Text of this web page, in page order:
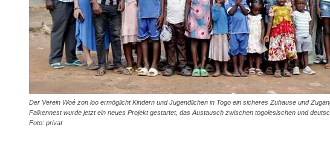
Der Verein Woé zon loo ermöglicht Kindern und Jugendlichen in Togo ein sicheres Zuhause und
Falkennest wurde jetzt ein neues Projekt gestartet, das Austausch zwischen togolesischen und
Foto: privat